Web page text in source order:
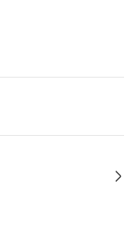
55U6030 FL-
55U7040 FE-
FL-65U5040
50U3340 FL-43U3340
音声入力ボタンは非